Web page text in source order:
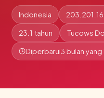
Indonesia
23.1 tahun Tucows
Diperbarui3 bulan yang